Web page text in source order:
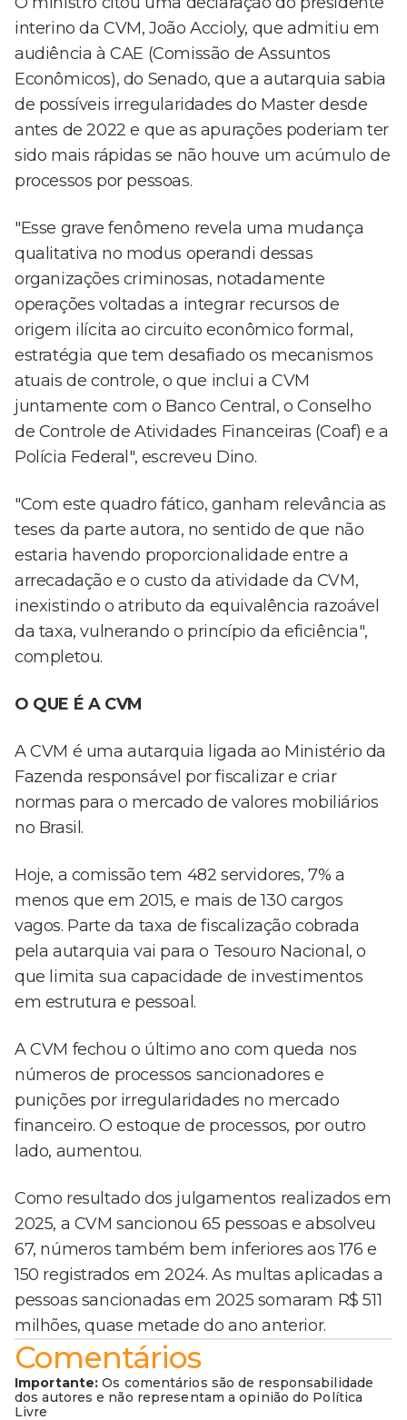
interino da CVM, João Accioly, que admitiu em
audiência à CAE (Comissão de Assuntos
Econômicos), do Senado, que a autarquia sabia
de possíveis irregularidades do Master desde
antes de 2022 e que as apurações poderiam ter
sido mais rápidas se não houve um acúmulo de
processos por pessoas.
"Esse grave fenômeno revela uma mudança
qualitativa no modus operandi dessas
organizações criminosas, notadamente
operações voltadas a integrar recursos de
origem ilícita ao circuito econômico formal,
estratégia que tem desafiado os mecanismos
atuais de controle, o que inclui a CVM
juntamente com o Banco Central, o Conselho
de Controle de Atividades Financeiras (Coaf) e a
Polícia Federal", escreveu Dino.
"Com este quadro fático, ganham relevância as
teses da parte autora, no sentido de que não
estaria havendo proporcionalidade entre a
arrecadação e o custo da atividade da CVM,
inexistindo o atributo da equivalência razoável
da taxa, vulnerando o princípio da eficiência",
completou.
O QUE É A CVM
A CVM é uma autarquia ligada ao Ministério da
Fazenda responsável por fiscalizar e criar
normas para o mercado de valores mobiliários
no Brasil.
Hoje, a comissão tem 482 servidores, 7% a
menos que em 2015, e mais de 130 cargos
vagos. Parte da taxa de fiscalização cobrada
pela autarquia vai para o Tesouro Nacional, o
que limita sua capacidade de investimentos
em estrutura e pessoal.
A CVM fechou o último ano com queda nos
números de processos sancionadores e
punições por irregularidades no mercado
financeiro. O estoque de processos, por outro
lado, aumentou.
Como resultado dos julgamentos realizados em
2025, a CVM sancionou 65 pessoas e absolveu
67, números também bem inferiores aos 176 e
150 registrados em 2024. As multas aplicadas a
pessoas sancionadas em 2025 somaram R$ 511
milhões, quase metade do ano anterior.
Comentários
Importante: Os comentários são de responsabilidade
dos autores e não representam a opinião do Política
Livre